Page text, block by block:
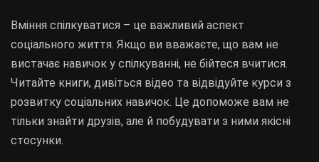
Вміння спілкуватися – це важливий аспект
соціального життя. Якщо ви вважаєте, що вам не
вистачає навичок у спілкуванні, не бійтеся вчитися.
Читайте книги, дивіться відео та відвідуйте курси з
розвитку соціальних навичок. Це допоможе вам не
тільки знайти друзів, але й побудувати з ними якісні
стосунки.